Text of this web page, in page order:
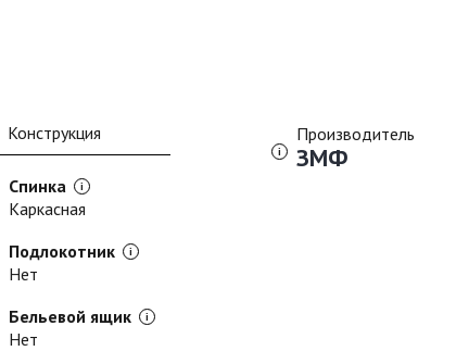
Конструкция
Спинка
Каркасная
Подлокотник
Нет
Бельевой ящик
Нет
Производитель
ЗМФ